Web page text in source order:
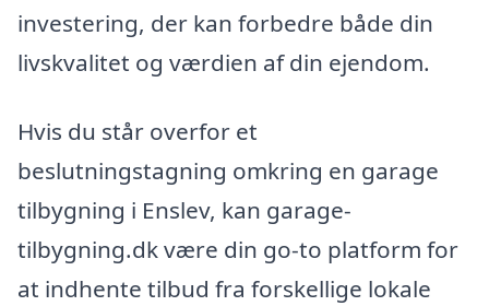
investering, der kan forbedre både din
livskvalitet og værdien af din ejendom.
Hvis du står overfor et
beslutningstagning omkring en garage
tilbygning i Enslev, kan garage-
tilbygning.dk være din go-to platform for
at indhente tilbud fra forskellige lokale